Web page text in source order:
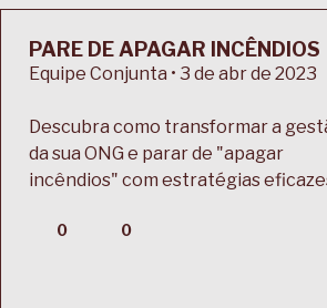
PARE DE APAGAR INCÊNDIOS
Equipe Conjunta • 3 de abr de 2023
Descubra como transformar a
da sua ONG e parar de "apagar
incêndios" com estratégias
0 0